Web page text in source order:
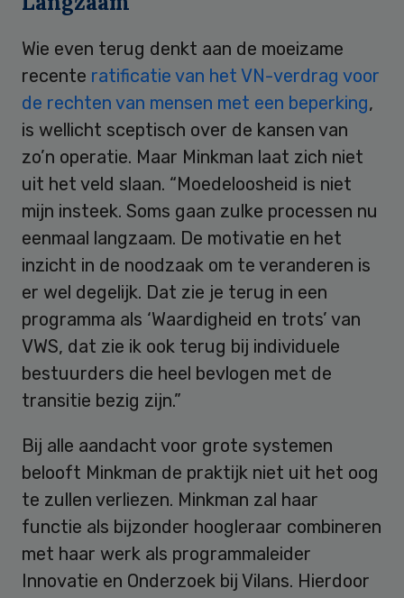
Wie even terug denkt aan de moeizame
recente ratificatie van het VN-verdrag voor
de rechten van mensen met een beperking,
is wellicht sceptisch over de kansen van
zo’n operatie. Maar Minkman laat zich niet
uit het veld slaan. “Moedeloosheid is niet
mijn insteek. Soms gaan zulke processen nu
eenmaal langzaam. De motivatie en het
inzicht in de noodzaak om te veranderen is
er wel degelijk. Dat zie je terug in een
programma als ‘Waardigheid en trots’ van
VWS, dat zie ik ook terug bij individuele
bestuurders die heel bevlogen met de
transitie bezig zijn.”
Bij alle aandacht voor grote systemen
belooft Minkman de praktijk niet uit het oog
te zullen verliezen. Minkman zal haar
functie als bijzonder hoogleraar combineren
met haar werk als programmaleider
Innovatie en Onderzoek bij Vilans. Hierdoor